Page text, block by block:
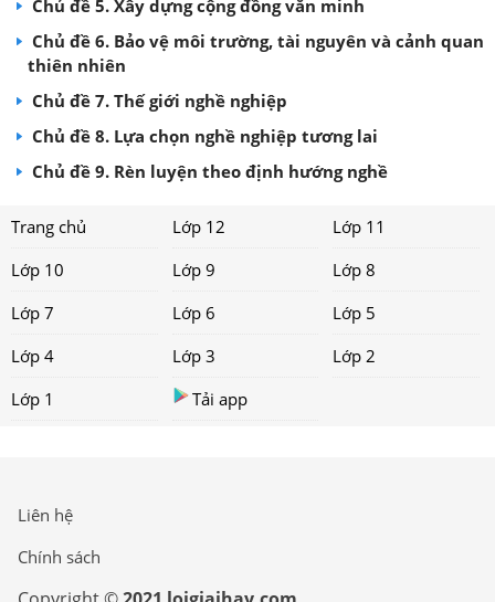
Chủ đề 5. Xây dựng cộng đồng văn minh
Chủ đề 6. Bảo vệ môi trường, tài nguyên và cảnh quan
thiên nhiên
Chủ đề 7. Thế giới nghề nghiệp
Chủ đề 8. Lựa chọn nghề nghiệp tương lai
Chủ đề 9. Rèn luyện theo định hướng nghề
Trang chủ Lớp 12
Lớp 11
Lớp 10
Lớp 9
Lớp 8
Lớp 7
Lớp 6
Lớp 5
Lớp 4
Lớp 3
Lớp 2
Lớp 1
Tải app
Liên hệ
Chính sách